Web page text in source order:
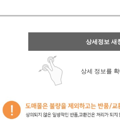
상세정보 새
상세 정보를